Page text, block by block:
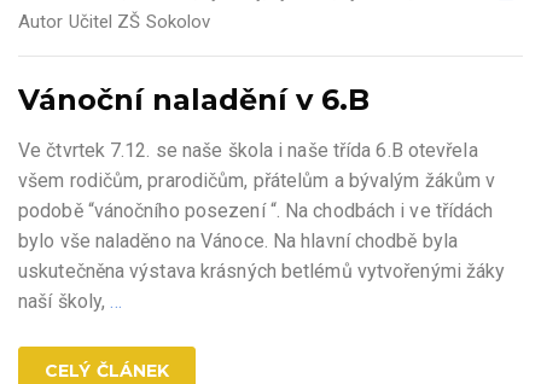
Autor Učitel ZŠ Sokolov
Vánoční naladění v 6.B
Ve čtvrtek 7.12. se naše škola i naše třída 6.B otevřela
všem rodičům, prarodičům, přátelům a bývalým žákům v
podobě “vánočního posezení “. Na chodbách i ve třídách
bylo vše naladěno na Vánoce. Na hlavní chodbě byla
uskutečněna výstava krásných betlémů vytvořenými žáky
naší školy,…
CELÝ ČLÁNEK